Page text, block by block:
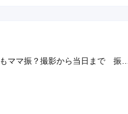
ママ振？撮影から当日まで 振